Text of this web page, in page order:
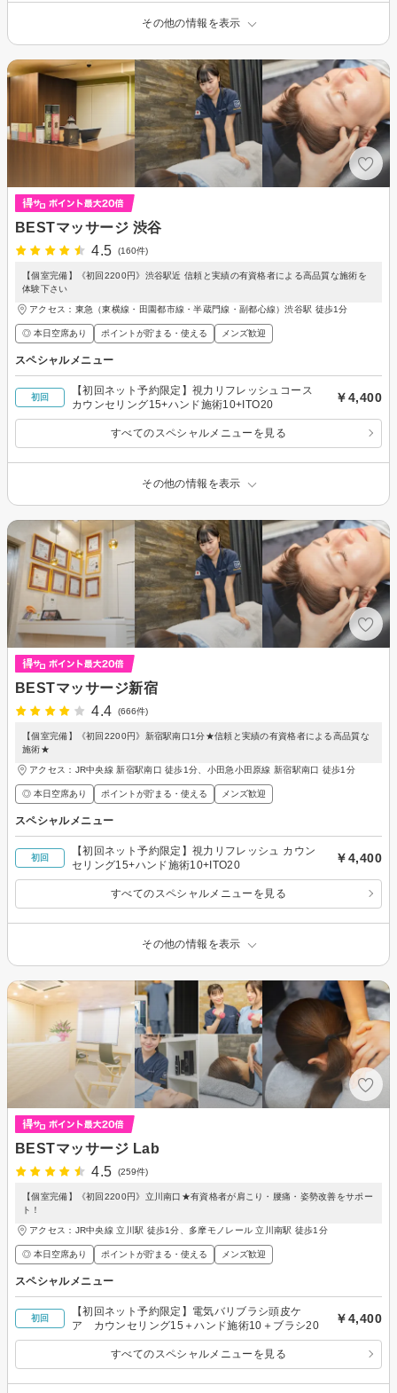
その他の情報を表示
BESTマッサージ 渋谷
4.5
(160件)
【個室完備】《初回2200円》渋谷駅近 信頼と実績の有資格者による高品質な施術を
体験下さい
アクセス：東急（東横線・田園都市線・半蔵門線・副都心線）渋谷駅 徒歩1分
◎ 本日空席あり ポイントが貯まる・使える メンズ歓迎
スペシャルメニュー
初回
【初回ネット予約限定】視力リフレッシュコース
カウンセリング15+ハンド施術10+ITO20
￥4,400
すべてのスペシャルメニューを見る
その他の情報を表示
BESTマッサージ新宿
4.4
(666件)
【個室完備】《初回2200円》新宿駅南口1分★信頼と実績の有資格者による高品質な
施術★
アクセス：JR中央線 新宿駅南口 徒歩1分、小田急小田原線 新宿駅南口 徒歩1分
◎ 本日空席あり ポイントが貯まる・使える メンズ歓迎
スペシャルメニュー
初回
【初回ネット予約限定】視力リフレッシュ カウン
セリング15+ハンド施術10+ITO20
￥4,400
すべてのスペシャルメニューを見る
その他の情報を表示
BESTマッサージ Lab
4.5
(259件)
【個室完備】《初回2200円》立川南口★有資格者が肩こり・腰痛・姿勢改善をサポー
ト！
アクセス：JR中央線 立川駅 徒歩1分、多摩モノレール 立川南駅 徒歩1分
◎ 本日空席あり ポイントが貯まる・使える メンズ歓迎
スペシャルメニュー
初回
【初回ネット予約限定】電気バリブラシ頭皮ケ
ア カウンセリング15＋ハンド施術10＋ブラシ20
￥4,400
すべてのスペシャルメニューを見る